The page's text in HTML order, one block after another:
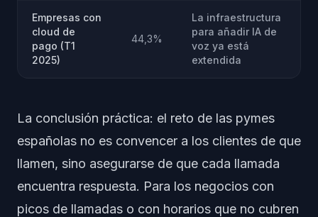
Empresas con
cloud de
pago (T1
2025)
44,3%
La infraestructura
para añadir IA de
voz ya está
extendida
La conclusión práctica: el reto de las pymes
españolas no es convencer a los clientes de que
llamen, sino asegurarse de que cada llamada
encuentra respuesta. Para los negocios con
picos de llamadas o con horarios que no cubren